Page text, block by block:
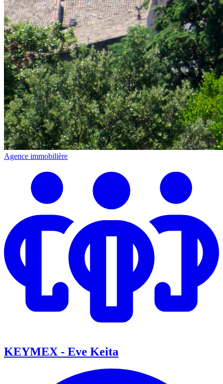
Agence immobilière
KEYMEX - Eve Keita